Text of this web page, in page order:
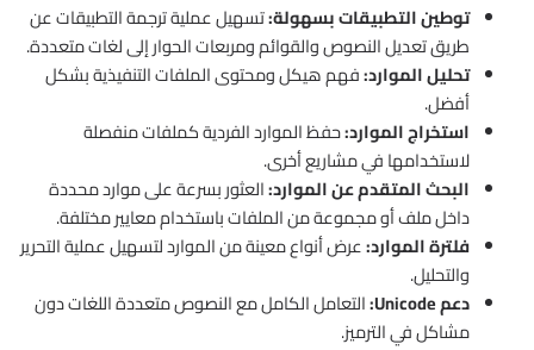
توطين التطبيقات بسهولة:تسهيل عملية ترجمة التطبيقات عن
طريق تعديل النصوص والقوائم ومربعات الحوار إلى لغات متعددة.
تحليل الموارد:فهم هيكل ومحتوى الملفات التنفيذية بشكل
أفضل.
استخراج الموارد:حفظ الموارد الفردية كملفات منفصلة
لاستخدامها في مشاريع أخرى.
البحث المتقدم عن الموارد:العثور بسرعة على موارد محددة
داخل ملف أو مجموعة من الملفات باستخدام معايير مختلفة.
فلترة الموارد:عرض أنواع معينة من الموارد لتسهيل عملية التحرير
والتحليل.
دعم Unicode:
التعامل الكامل مع النصوص متعددة اللغات دون
مشاكل في الترميز.